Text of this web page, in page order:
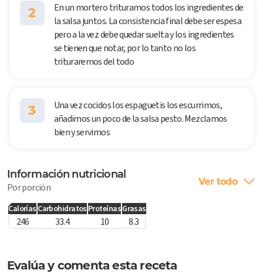
2
En un mortero trituramos todos los ingredientes de
la salsa juntos. La consistencia final debe ser espesa
pero a la vez debe quedar suelta y los ingredientes
se tienen que notar, por lo tanto no los
trituraremos del todo
3
Una vez cocidos los espaguetis los escurrimos,
añadimos un poco de la salsa pesto. Mezclamos
bien y servimos
Información nutricional
Por porción Ver todo
Calorías Carbohidratos ProteínasGrasas
246 33.4 10 8.3
Evalúa y comenta esta receta